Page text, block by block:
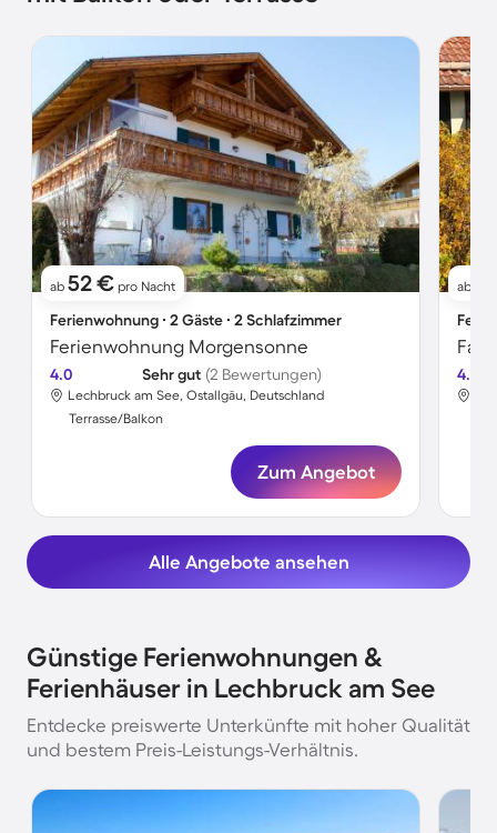
ab 52 € pro Nacht
Ferienwohnung ∙ 2 Gäste ∙ 2 Schlafzimmer
Ferienwohnung Morgensonne
4.0 Sehr gut (2 Bewertungen)
Lechbruck am See, Ostallgäu, Deutschland
Terrasse/Balkon
Zum Angebot
ab
4.7
Alle Angebote ansehen
Günstige Ferienwohnungen &
Ferienhäuser in Lechbruck am See
Entdecke preiswerte Unterkünfte mit hoher Qualität
und bestem Preis-Leistungs-Verhältnis.